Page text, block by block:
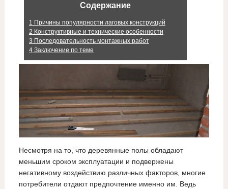
Содержание
1 Причины популярности лаговых конструкций
2 Конструктивные и технические особенности
3 Последовательность монтажных работ
4Заключение по теме
Несмотря на то, что деревянные полы обладают
меньшим сроком эксплуатации и подвержены
негативному воздействию различных факторов, многие
потребители отдают предпочтение именно им. Ведь